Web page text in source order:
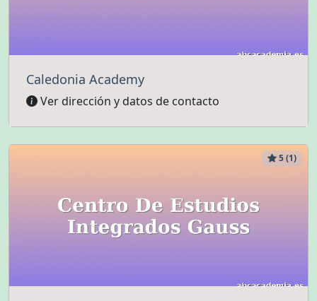
Caledonia Academy
Ver dirección y datos de contacto
5 (1)